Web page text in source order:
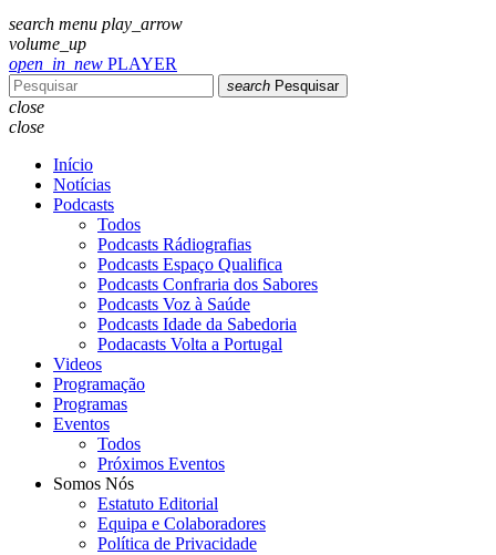
search menu play_arrow
volume_up
open_in_new PLAYER
search Pesquisar
close
close
Início
Notícias
Podcasts
Todos
Podcasts Rádiografias
Podcasts Espaço Qualifica
Podcasts Confraria dos Sabores
Podcasts Voz à Saúde
Podcasts Idade da Sabedoria
Podacasts Volta a Portugal
Videos
Programação
Programas
Eventos
Todos
Próximos Eventos
Somos Nós
Estatuto Editorial
Equipa e Colaboradores
Política de Privacidade